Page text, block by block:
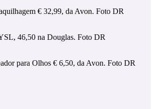
€ 32,99, da Avon. Foto DR
46,50 na Douglas. Foto DR
para Olhos € 6,50, da Avon. Foto DR